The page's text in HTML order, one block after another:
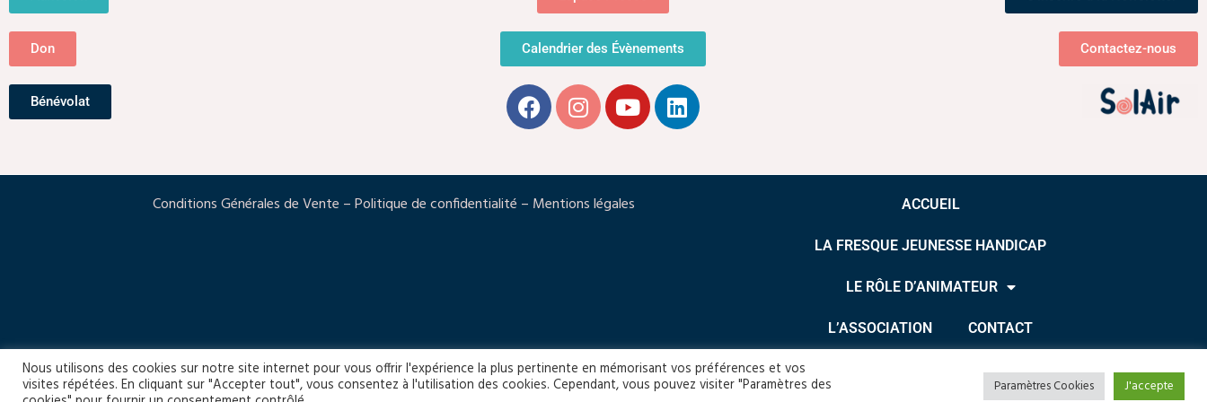
Don
Bénévolat
Calendrier des Évènements Contactez-nous
Conditions Générales de Vente –Politique de confidentialité – Mentions légales ACCUEIL
LA FRESQUE JEUNESSE HANDICAP
LE RÔLE D’ANIMATEUR
L’ASSOCIATION CONTACT
Nous utilisons des cookies sur notre site internet pour vous offrir l'expérience la plus pertinente en mémorisant vos préférences et vos
visites répétées. En cliquant sur "Accepter tout", vous consentez à l'utilisation des cookies. Cependant, vous pouvez visiter "Paramètres des Paramètres Cookies J'accepte